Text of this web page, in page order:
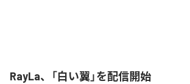
RayLa、「白い翼」を配信開始